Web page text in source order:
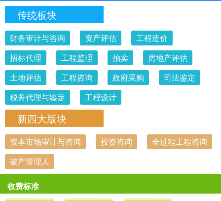
传统板块
财务审计与咨询 资产评估
工程造价
招标代理
工程监理 拍卖
房地产评估
土地评估
工程咨询 政府采购
司法鉴定
税务代理与鉴定
工程设计
新四大版块
资本市场审计与咨询 投资咨询
全过程工程咨询
破产管理人
收费标准